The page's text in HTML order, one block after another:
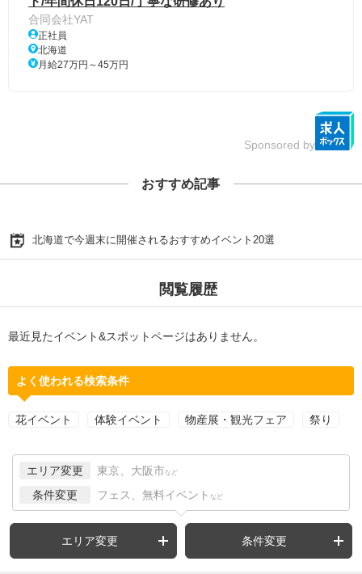
合同会社YAT
正社員
北海道
月給27万円～45万円
Sponsored by
おすすめ記事
北海道で今週末に開催されるおすすめイベント20選
閲覧履歴
最近見たイベント&スポットページはありません。
よく使われる検索条件
花イベント 体験イベント 物産展・観光フェア 祭り
エリア変更 東京、大阪市 など
条件変更 フェス、無料イベント など
エリア変更 条件変更